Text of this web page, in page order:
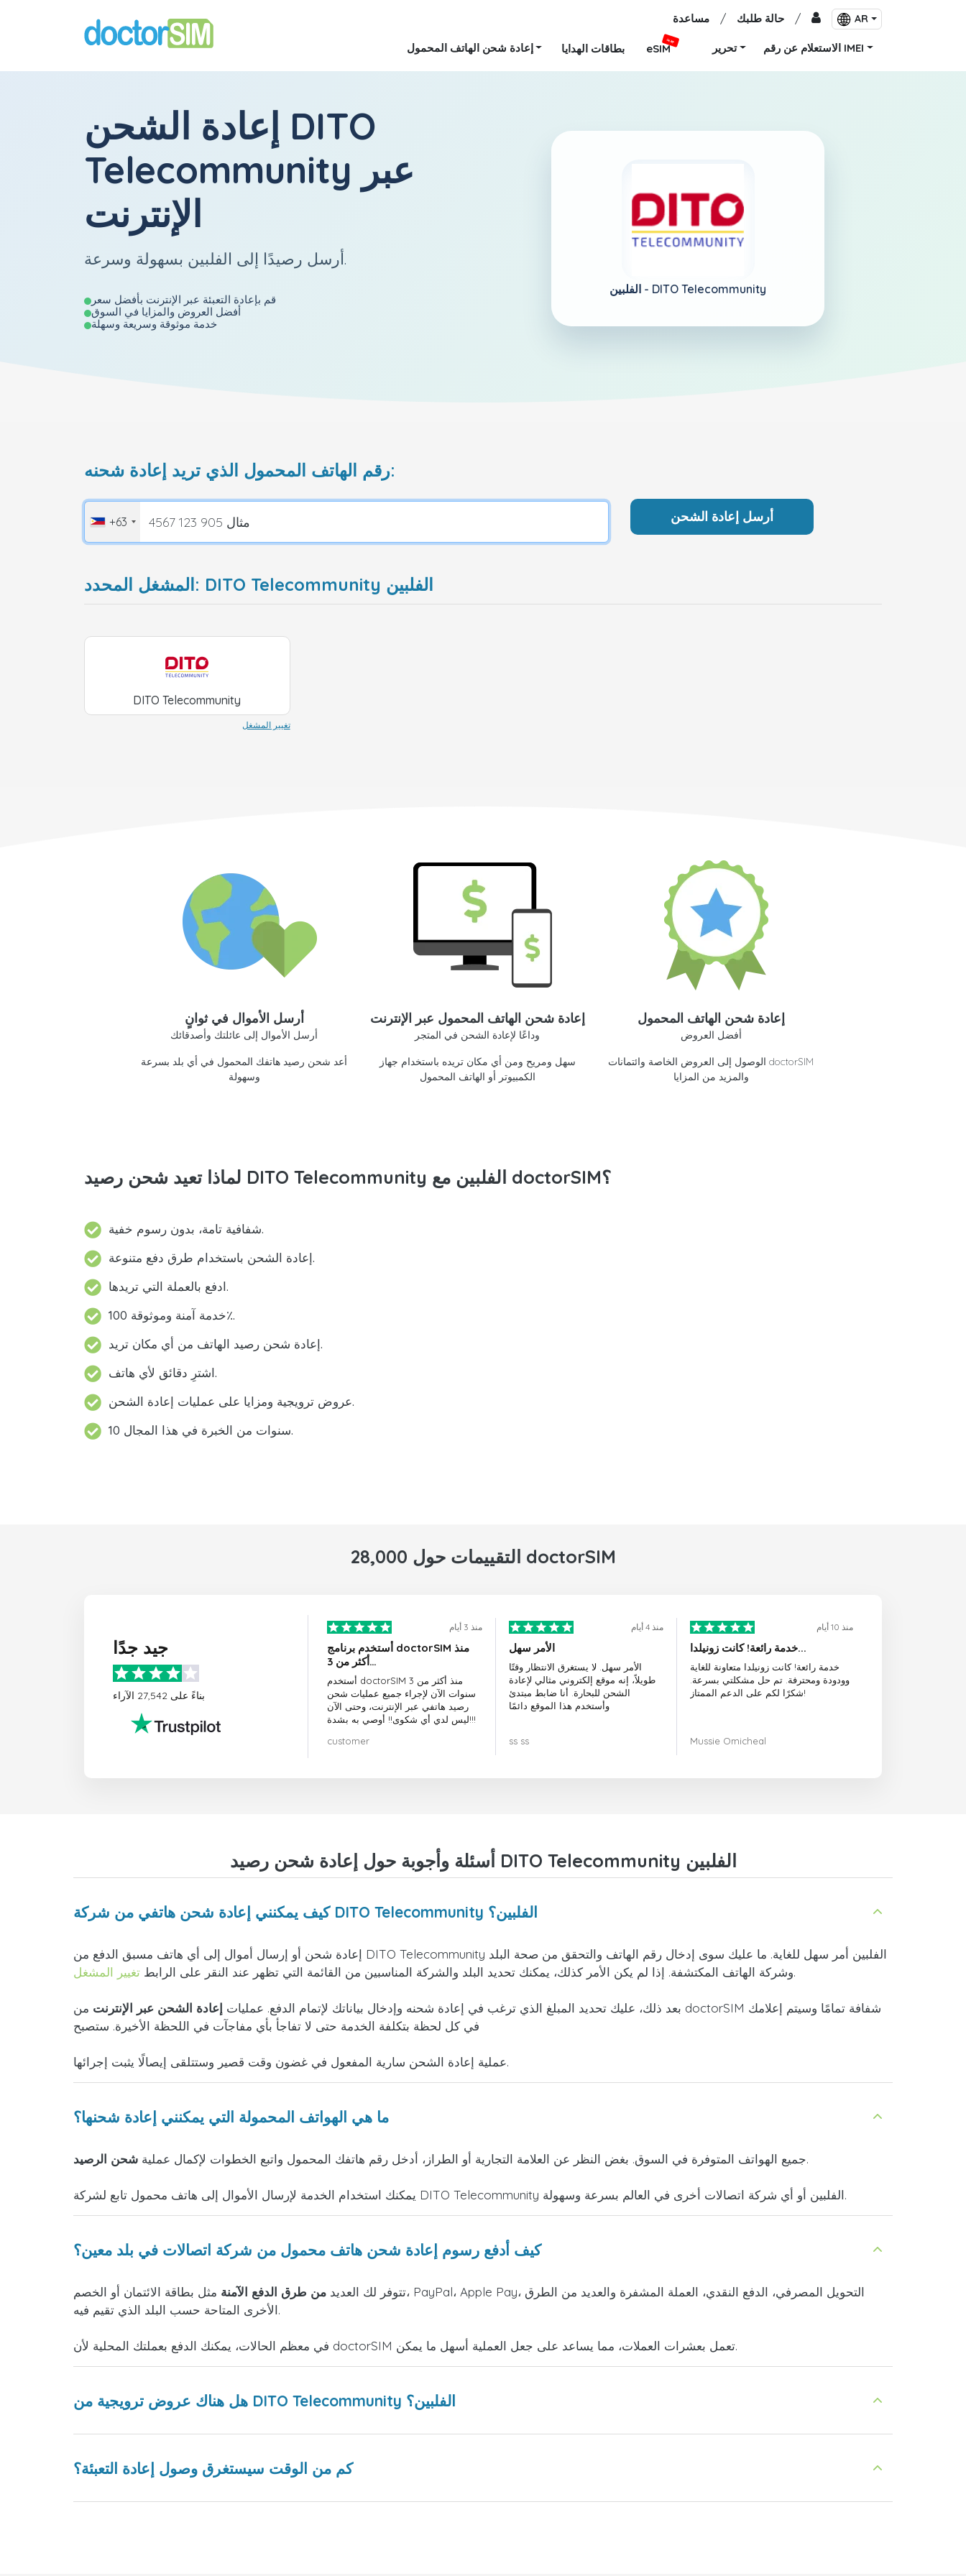
مساعدة / حالة طلبك / AR
إعادة شحن الهاتف المحمول بطاقات الهدايا eSIM
جديد
تحرير الاستعلام عن رقم IMEI
DITO
Telecommunity
الإنترنت
أرسل رصيدًا إلى الفلبين بسهولة وسرعة.
قم بإعادة التعبئة عبر الإنترنت بأفضل سعر
أفضل العروض والمزايا في السوق
خدمة موثوقة وسريعة وسهلة
الفلبين - DITO Telecommunity
رقم الهاتف المحمول الذي تريد إعادة شحنه:
+63 أرسل إعادة الشحن
المشغل المحدد: DITO Telecommunity الفلبين
DITO Telecommunity
تغيير المشغل
أرسل الأموال في ثوانٍ
أرسل الأموال إلى عائلتك وأصدقائك
أعد شحن رصيد هاتفك المحمول في أي بلد بسرعة
وسهولة
إعادة شحن الهاتف المحمول عبر الإنترنت
وداعًا لإعادة الشحن في المتجر
سهل ومريح ومن أي مكان تريده باستخدام جهاز
الكمبيوتر أو الهاتف المحمول
إعادة شحن الهاتف المحمول
أفضل العروض
الوصول إلى العروض الخاصة وائتمانات doctorSIM
والمزيد من المزايا
لماذا تعيد شحن رصيد DITO Telecommunity الفلبين مع doctorSIM؟
شفافية تامة، بدون رسوم خفية.
إعادة الشحن باستخدام طرق دفع متنوعة.
ادفع بالعملة التي تريدها.
خدمة آمنة وموثوقة 100٪.
إعادة شحن رصيد الهاتف من أي مكان تريد.
اشترِ دقائق لأي هاتف.
عروض ترويجية ومزايا على عمليات إعادة الشحن.
10 سنوات من الخبرة في هذا المجال.
28,000 التقييمات حول doctorSIM
جيد جدًا
بناءً على 27,542 الآراء
منذ 3 أيام
أستخدم برنامج doctorSIM منذ
أكثر من 3…
أستخدم doctorSIM منذ أكثر من 3
سنوات الآن لإجراء جميع عمليات شحن
رصيد هاتفي عبر الإنترنت، وحتى الآن
ليس لدي أي شكوى!! أوصي به بشدة!!!
customer
منذ 4 أيام
الأمر سهل
الأمر سهل. لا يستغرق الانتظار وقتًا
طويلاً، إنه موقع إلكتروني مثالي لإعادة
الشحن للبحارة. أنا ضابط مبتدئ
وأستخدم هذا الموقع دائمًا
ss ss
منذ 10 أيام
خدمة رائعة! كانت زونيلدا...
خدمة رائعة! كانت زونيلدا متعاونة للغاية
وودودة ومحترفة. تم حل مشكلتي بسرعة.
شكرًا لكم على الدعم الممتاز!
Mussie Omicheal
أسئلة وأجوبة حول إعادة شحن رصيد DITO Telecommunity الفلبين
كيف يمكنني إعادة شحن هاتفي من شركة DITO Telecommunity الفلبين؟
إعادة شحن أو إرسال أموال إلى أي هاتف مسبق الدفع من DITO Telecommunity الفلبين أمر سهل للغاية. ما عليك سوى إدخال رقم الهاتف والتحقق من صحة البلد
وشركة الهاتف المكتشفة. إذا لم يكن الأمر كذلك، يمكنك تحديد البلد والشركة المناسبين من القائمة التي تظهر عند النقر على الرابط تغيير المشغل .
بعد ذلك، عليك تحديد المبلغ الذي ترغب في إعادة شحنه وإدخال بياناتك لإتمام الدفع. عمليات إعادة الشحن عبر الإنترنت من doctorSIM شفافة تمامًا وسيتم إعلامك
في كل لحظة بتكلفة الخدمة حتى لا تفاجأ بأي مفاجآت في اللحظة الأخيرة. ستصبح
عملية إعادة الشحن سارية المفعول في غضون وقت قصير وستتلقى إيصالًا يثبت إجرائها.
ما هي الهواتف المحمولة التي يمكنني إعادة شحنها؟
جميع الهواتف المتوفرة في السوق. بغض النظر عن العلامة التجارية أو الطراز، أدخل رقم هاتفك المحمول واتبع الخطوات لإكمال عملية شحن الرصيد .
يمكنك استخدام الخدمة لإرسال الأموال إلى هاتف محمول تابع لشركة DITO Telecommunity الفلبين أو أي شركة اتصالات أخرى في العالم بسرعة وسهولة.
كيف أدفع رسوم إعادة شحن هاتف محمول من شركة اتصالات في بلد معين؟
تتوفر لك العديد من طرق الدفع الآمنة مثل بطاقة الائتمان أو الخصم، PayPal، Apple Pay، التحويل المصرفي، الدفع النقدي، العملة المشفرة والعديد من الطرق
الأخرى المتاحة حسب البلد الذي تقيم فيه.
في معظم الحالات، يمكنك الدفع بعملتك المحلية لأن doctorSIM تعمل بعشرات العملات، مما يساعد على جعل العملية أسهل ما يمكن.
هل هناك عروض ترويجية من DITO Telecommunity الفلبين؟
كم من الوقت سيستغرق وصول إعادة التعبئة؟